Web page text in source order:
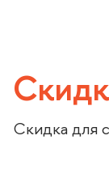
Скидка для